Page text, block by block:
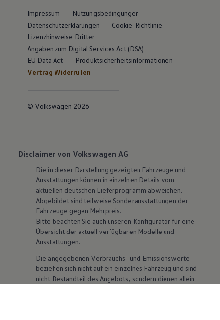
Impressum
Nutzungsbedingungen
Datenschutzerklärungen
Cookie-Richtlinie
Lizenzhinweise Dritter
Angaben zum Digital Services Act (DSA)
EU Data Act
Produktsicherheitsinformationen
Vertrag Widerrufen
© Volkswagen 2026
Disclaimer von Volkswagen AG
Die in dieser Darstellung gezeigten Fahrzeuge und
Ausstattungen können in einzelnen Details vom
aktuellen deutschen Lieferprogramm abweichen.
Abgebildet sind teilweise Sonderausstattungen der
Fahrzeuge gegen Mehrpreis.
Bitte beachten Sie auch unseren Konfigurator für eine
Übersicht der aktuell verfügbaren Modelle und
Ausstattungen.
Die angegebenen Verbrauchs- und Emissionswerte
beziehen sich nicht auf ein einzelnes Fahrzeug und sind
nicht Bestandteil des Angebots, sondern dienen allein